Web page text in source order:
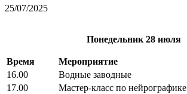
25/07/2025
Понедельник 28 июля
Время Мероприятие
16.00
Водные заводные
17.00
Мастер-класс по нейрографике